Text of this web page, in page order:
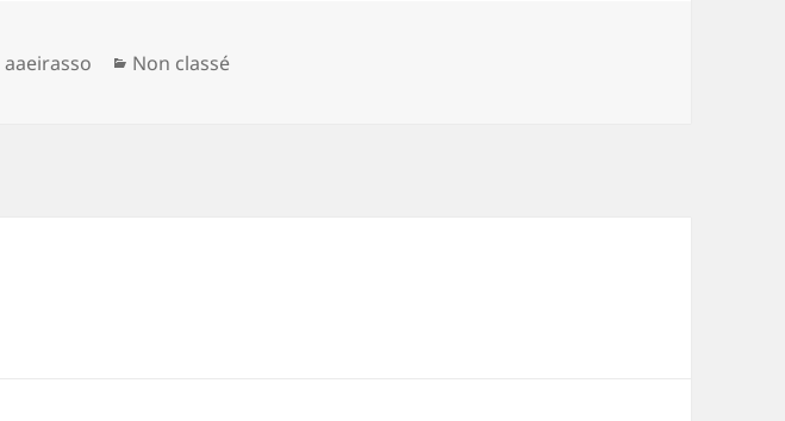
Auteur
aaeirasso Catégories
Non classé